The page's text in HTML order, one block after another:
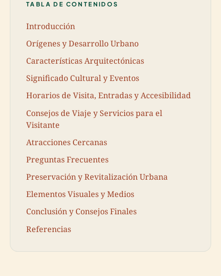
TABLA DE CONTENIDOS
Introducción
Orígenes y Desarrollo Urbano
Características Arquitectónicas
Significado Cultural y Eventos
Horarios de Visita, Entradas y Accesibilidad
Consejos de Viaje y Servicios para el
Visitante
Atracciones Cercanas
Preguntas Frecuentes
Preservación y Revitalización Urbana
Elementos Visuales y Medios
Conclusión y Consejos Finales
Referencias